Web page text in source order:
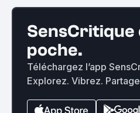
SensCritique
poche.
Téléchargez l’app
Explorez. Vibrez.